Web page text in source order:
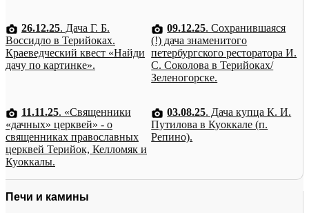
26.12.25. Дача Г. Б.
Воссидло в Терийоках.
Краеведческий квест «Найди
дачу по картинке».
09.12.25. Сохранившаяся
(!) дача знаменитого
петербургского ресторатора И.
С. Соколова в Терийоках/
Зеленогорске.
11.11.25. «Священники
«дачных» церквей» - о
священниках православных
церквей Терийок, Келломяк и
Куоккалы.
03.08.25. Дача купца К. И.
Путилова в Куоккале (п.
Репино).
Печи и камины